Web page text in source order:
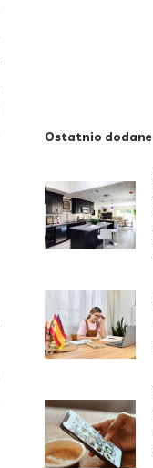
Ostatnio dodane